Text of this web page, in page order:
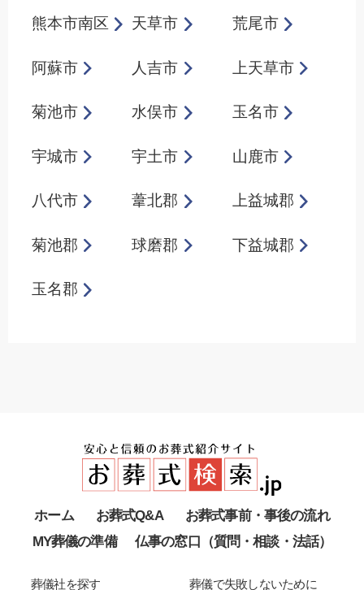
熊本市南区 天草市 荒尾市
阿蘇市 人吉市 上天草市
菊池市 水俣市 玉名市
宇城市 宇土市 山鹿市
八代市 葦北郡 上益城郡
菊池郡 球磨郡 下益城郡
玉名郡
ホーム お葬式Q&A
お葬式事前・事後の流れ
MY葬儀の準備
仏事の窓口（質問・相談・法話）
葬儀社を探す 葬儀で失敗しないために